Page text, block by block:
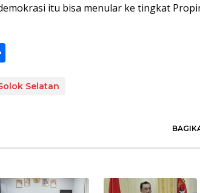
itu bisa menular ke tingkat
arSelatan